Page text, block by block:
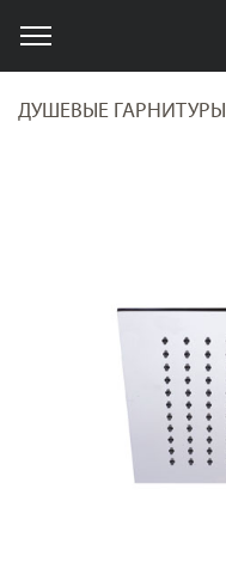
ДУШЕВЫЕ ГАРНИТУРЫ